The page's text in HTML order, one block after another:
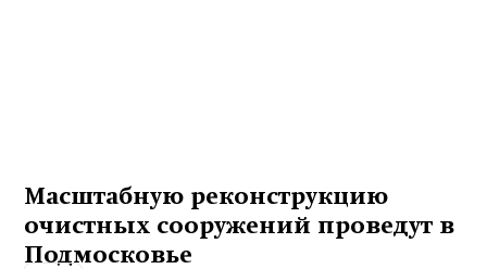
Масштабную реконструкцию
очистных сооружений проведут в
Подмосковье